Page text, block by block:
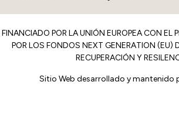
FINANCIADO POR LA UNIÓN EUROPEA CON EL
POR LOS FONDOS NEXT GENERATION (EU)
RECUPERACIÓN Y
Sitio Web desarrollado y mantenido